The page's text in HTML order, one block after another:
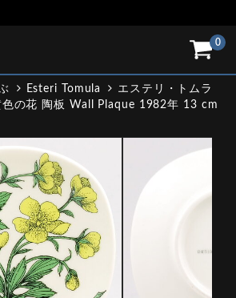
0
Esteri Tomula
エステリ・トムラ
の花 陶板 Wall Plaque 1982年 13 cm